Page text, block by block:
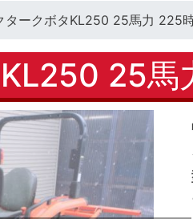
タークボタKL250 25馬力 225
25馬